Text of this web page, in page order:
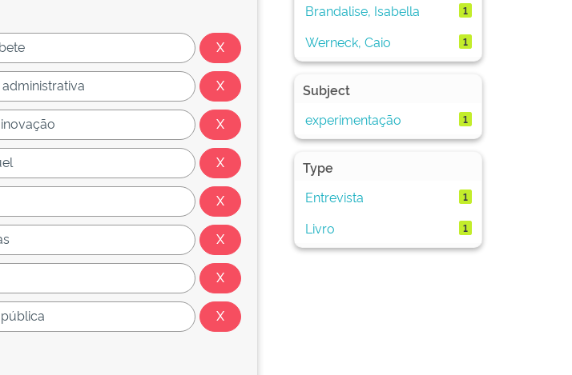
Brandalise, Isabella
1
Werneck, Caio 1
Subject
experimentação
1
Type
Entrevista
1
Livro 1